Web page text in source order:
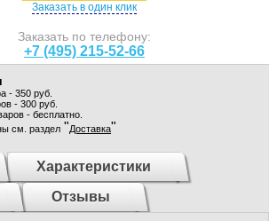
Заказать в один клик
Заказать по телефону:
+7 (495) 215-52-66
- 350 руб.
- 300 руб.
- бесплатно.
см. раздел "Доставка"
Характеристики
Отзывы